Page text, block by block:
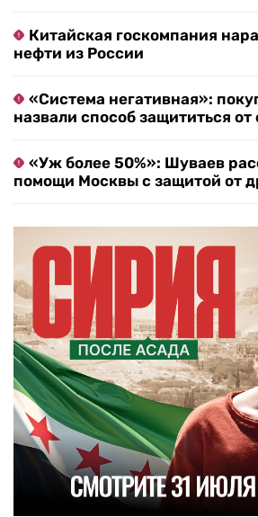
Китайская госкомпания
нефти из России
«Система негативная»:
назвали способ защититься от
«Уж более 50%»: Шуваев
помощи Москвы с защитой от